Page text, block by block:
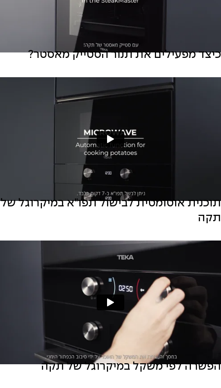
כיצד מפעילים את תנור הסטייק מאסטר?
תוכנית אוטומטית לבישול תפו"א במיקרוגל של
תקה
הפשרה לפי משקל במיקרוגל של תקה